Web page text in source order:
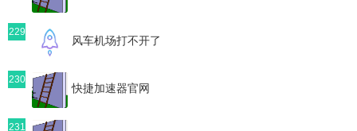
229
风车机场打不开了
230
快捷加速器官网
231